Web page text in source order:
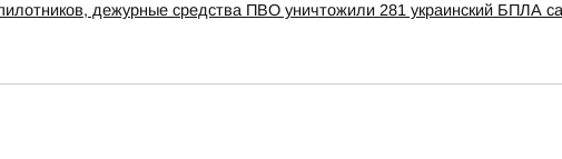
дежурные средства ПВО уничтожили 281 украинский БПЛА